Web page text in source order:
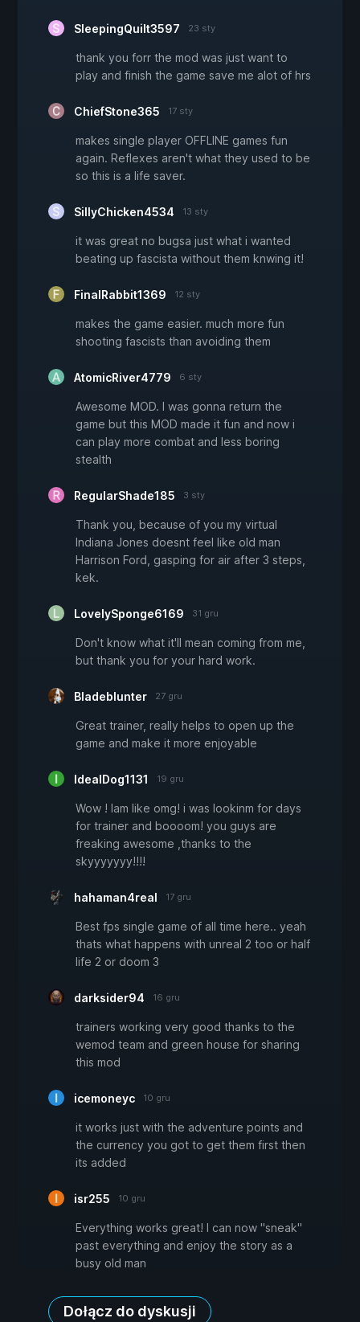
SleepingQuilt3597 23 sty
thank you forr the mod was just want to
play and finish the game save me alot of hrs
ChiefStone365 17 sty
makes single player OFFLINE games fun
again. Reflexes aren't what they used to be
so this is a life saver.
SillyChicken4534 13 sty
it was great no bugsa just what i wanted
beating up fascista without them knwing it!
FinalRabbit1369 12 sty
makes the game easier. much more fun
shooting fascists than avoiding them
AtomicRiver4779 6 sty
Awesome MOD. I was gonna return the
game but this MOD made it fun and now i
can play more combat and less boring
stealth
RegularShade185 3 sty
Thank you, because of you my virtual
Indiana Jones doesnt feel like old man
Harrison Ford, gasping for air after 3 steps,
kek.
LovelySponge6169 31 gru
Don't know what it'll mean coming from me,
but thank you for your hard work.
Bladeblunter 27 gru
Great trainer, really helps to open up the
game and make it more enjoyable
IdealDog1131 19 gru
Wow ! Iam like omg! i was lookinm for days
for trainer and boooom! you guys are
freaking awesome ,thanks to the
skyyyyyyy!!!!
hahaman4real 17 gru
Best fps single game of all time here.. yeah
thats what happens with unreal 2 too or half
life 2 or doom 3
darksider94 16 gru
trainers working very good thanks to the
wemod team and green house for sharing
this mod
icemoneyc 10 gru
it works just with the adventure points and
the currency you got to get them first then
its added
isr255 10 gru
Everything works great! I can now "sneak"
past everything and enjoy the story as a
busy old man
Dołącz do dyskusji